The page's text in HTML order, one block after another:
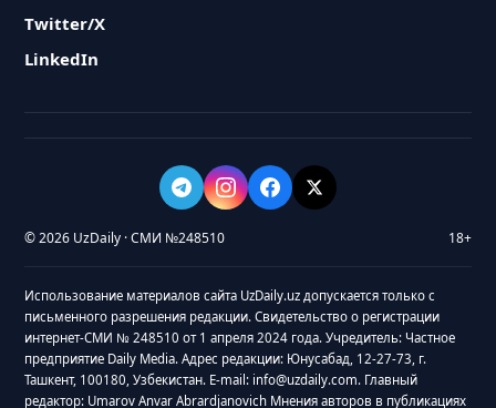
Twitter/X
LinkedIn
© 2026 UzDaily · СМИ №248510 18+
Использование материалов сайта UzDaily.uz допускается только с
письменного разрешения редакции. Свидетельство о регистрации
интернет-СМИ № 248510 от 1 апреля 2024 года. Учредитель: Частное
предприятие Daily Media. Адрес редакции: Юнусабад, 12-27-73, г.
Ташкент, 100180, Узбекистан. E-mail: info@uzdaily.com. Главный
редактор: Umarov Anvar Abrardjanovich Мнения авторов в публикациях